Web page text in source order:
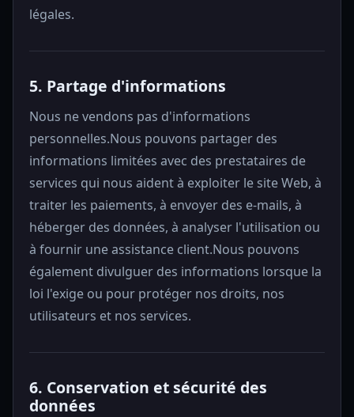
légales.
5. Partage d'informations
Nous ne vendons pas d'informations
personnelles.Nous pouvons partager des
informations limitées avec des prestataires de
services qui nous aident à exploiter le site Web, à
traiter les paiements, à envoyer des e-mails, à
héberger des données, à analyser l'utilisation ou
à fournir une assistance client.Nous pouvons
également divulguer des informations lorsque la
loi l'exige ou pour protéger nos droits, nos
utilisateurs et nos services.
6. Conservation et sécurité des
données